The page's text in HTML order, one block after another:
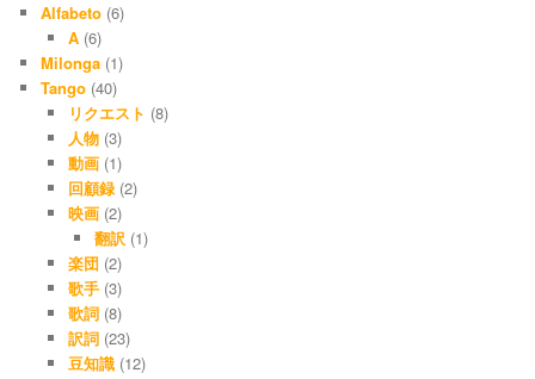
Alfabeto (6)
A(6)
Milonga (1)
Tango (40)
リクエスト (8)
人物(3)
動画(1)
回顧録(2)
映画(2)
翻訳 (1)
楽団(2)
歌手(3)
歌詞(8)
訳詞(23)
豆知識(12)